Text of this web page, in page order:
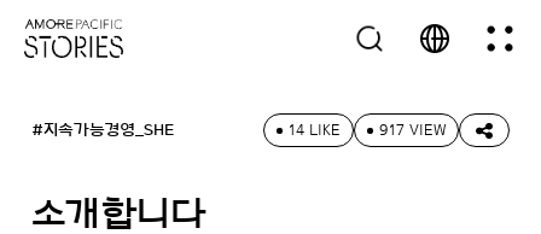
#지속가능경영_SHE 14 LIKE 917 VIEW
소개합니다